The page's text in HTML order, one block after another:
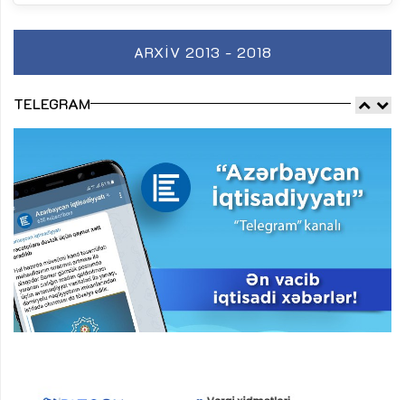
ARXIV 2013 - 2018
TELEGRAM